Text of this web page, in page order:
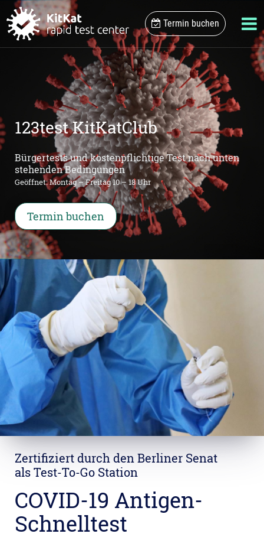
Termin buchen
123test KitKatClub
Bürgertests und kostenpflichtige Test nach unten
stehenden Bedingungen
Geöffnet: Montag – Freitag 10 – 18 Uhr
Termin buchen
Zertifiziert durch den Berliner Senat
als Test-To-Go Station
COVID-19 Antigen-
Schnelltest